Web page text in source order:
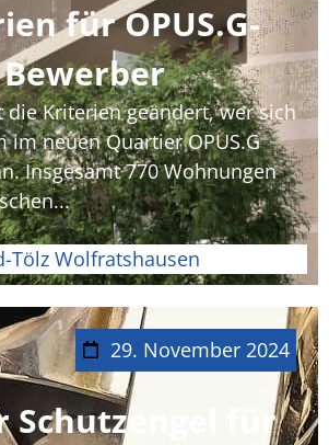
für OPUS.G-
Bewerber
die Kriterien geändert, wer sich
im neuen Quartier OPUS.G
Insgesamt 770 Wohnungen
Tölz Wolfratshausen
29. November 2024
Schutzengel für